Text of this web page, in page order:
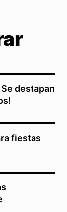
destapan
fiestas